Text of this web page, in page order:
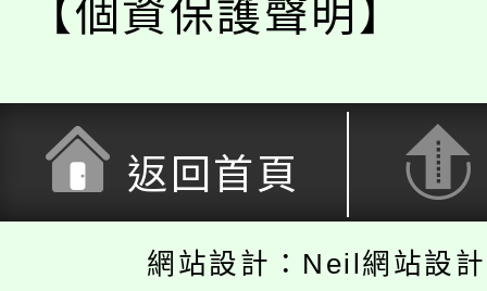
【個資保護聲明】
返回首頁
網站設計：Neil網站設